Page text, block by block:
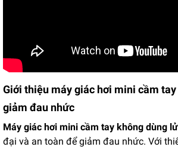
Giới thiệu máy giác hơi mini cầm
giảm đau nhức
Máy giác hơi mini cầm tay không dùng
đại và an toàn để giảm đau nhức. Với